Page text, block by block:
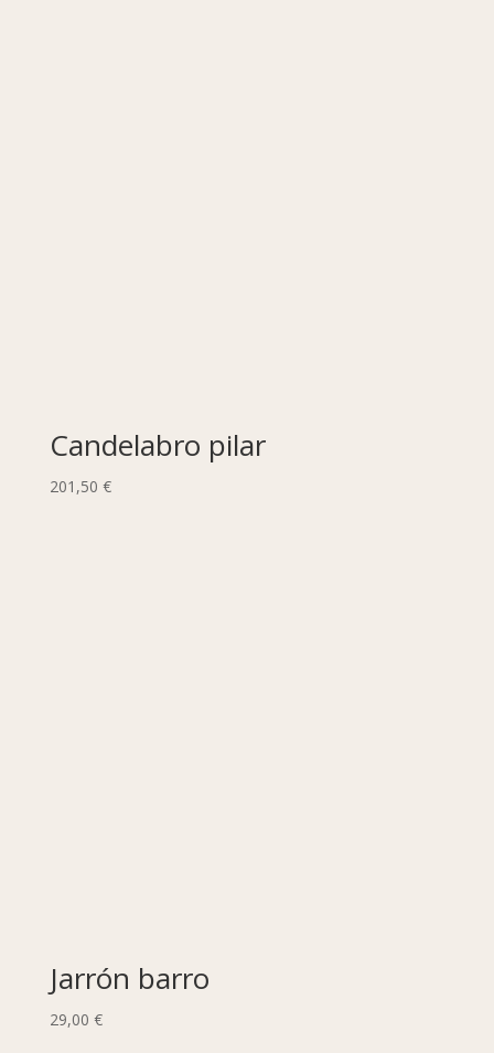
Candelabro pilar
201,50 €
Jarrón barro
29,00 €